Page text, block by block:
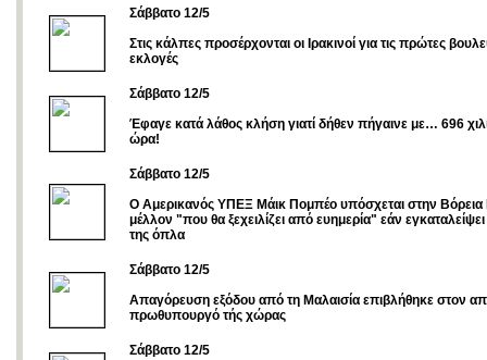
Σάββατο 12/5
Στις κάλπες προσέρχονται οι Ιρακινοί για τις πρώτες
εκλογές
Σάββατο 12/5
Έφαγε κατά λάθος κλήση γιατί δήθεν πήγαινε με… 696
ώρα!
Σάββατο 12/5
Ο Αμερικανός ΥΠΕΞ Μάικ Πομπέο υπόσχεται στην Βόρεια
μέλλον "που θα ξεχειλίζει από ευημερία" εάν
της όπλα
Σάββατο 12/5
Απαγόρευση εξόδου από τη Μαλαισία επιβλήθηκε στον
πρωθυπουργό τής χώρας
Σάββατο 12/5